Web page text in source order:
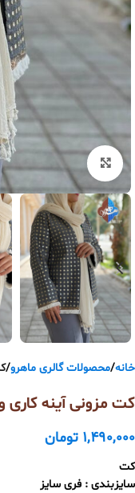
بزرگنمایی تصویر
خانه محصولات گالری ماهرو
کت مزونی آینه کاری
1,490,000 تومان
کت
سایزبندی : فری سایز